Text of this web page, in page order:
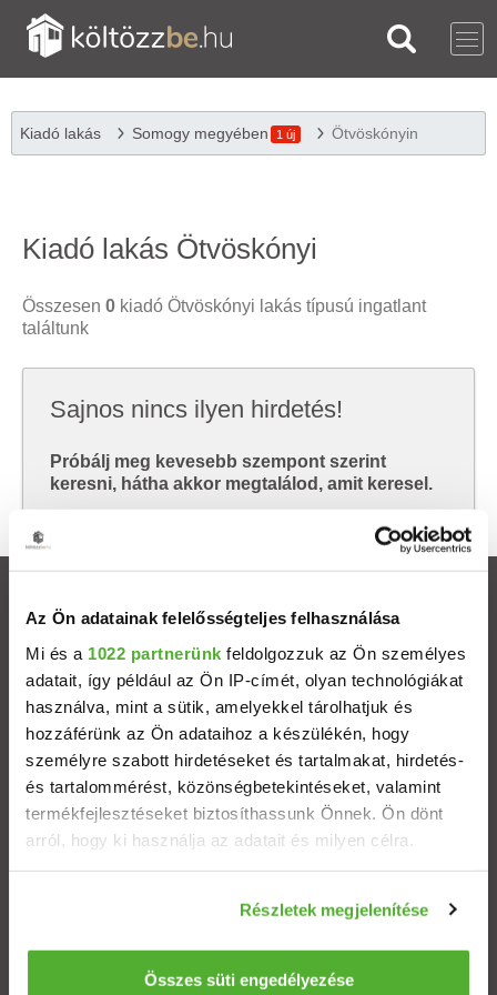
Az Ön adatainak felelősségteljes felhasználása
Mi és a 1022 partnerünk feldolgozzuk az Ön személyes
adatait, így például az Ön IP-címét, olyan technológiákat
használva, mint a sütik, amelyekkel tárolhatjuk és
hozzáférünk az Ön adataihoz a készülékén, hogy
személyre szabott hirdetéseket és tartalmakat, hirdetés-
és tartalommérést, közönségbetekintéseket, valamint
termékfejlesztéseket biztosíthassunk Önnek. Ön dönt
arról, hogy ki használja az adatait és milyen célra.
Információgyűjtés az Ön földrajzi elhelyezkedéséről
pár méteres pontossággal
Az Ön készülékén beazonosítása annak konkrét
Részletek megjelenítése
Összes süti engedélyezése
Kiadó lakás Somogy megyében 1 új Ötvöskónyin
Kiadó lakás Ötvöskónyi
Összesen 0 kiadó Ötvöskónyi lakás típusú ingatlant
találtunk
Sajnos nincs ilyen hirdetés!
Próbálj meg kevesebb szempont szerint
keresni, hátha akkor megtalálod, amit keresel.
Eladó házak
Települések
Albérletek
Adatvédelem Etikai kódex